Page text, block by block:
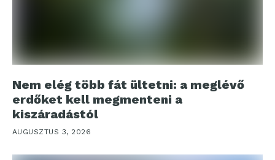
Nem elég több fát ültetni: a meglévő
erdőket kell megmenteni a
kiszáradástól
AUGUSZTUS 3, 2026